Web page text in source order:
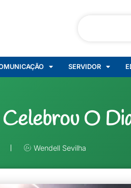
SERVIDOR
O
Wendell Sevilha